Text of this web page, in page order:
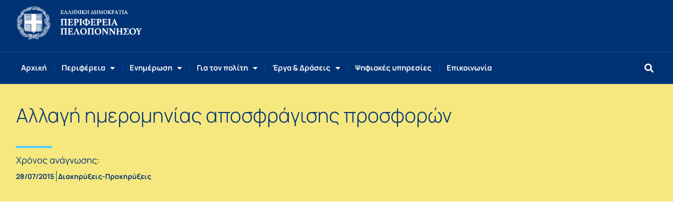
Αρχική Περιφέρεια Ενημέρωση Για τον πολίτη Έργα & Δράσεις Ψηφιακές υπηρεσίες Επικοινωνία
Αλλαγή ημερομηνίας αποσφράγισης προσφορών
Χρόνος ανάγνωσης:
28/07/2015 Διακηρύξεις-Προκηρύξεις